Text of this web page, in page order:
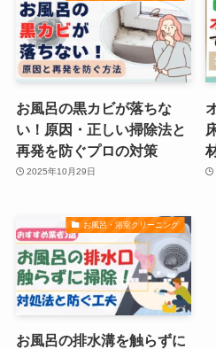
お風呂の黒カビが落ちな
い！原因・正しい掃除法と
再発を防ぐプロの対策
2025年10月29日
お風呂・浴室クリーニング
お風呂の排水溝を触らずに